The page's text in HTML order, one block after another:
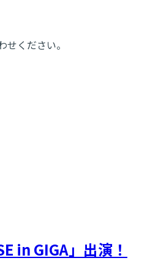
ください。
in GIGA」出演！